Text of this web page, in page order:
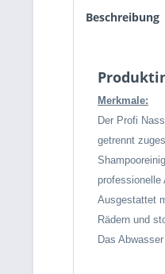
Beschreibung
Merkmale:
Der Profi
getrennt
professionelle
Ausgestattet
Rädern und
Das